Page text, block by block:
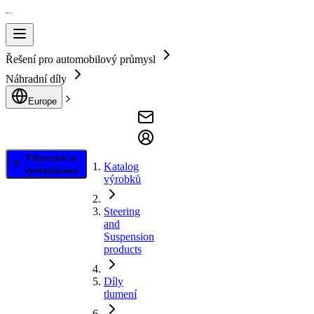
Řešení pro automobilový průmysl
Náhradní díly
Europe
Filtrování a
vyhledávání
Katalog
výrobků
Steering
and
Suspension
products
Díly
tlumení